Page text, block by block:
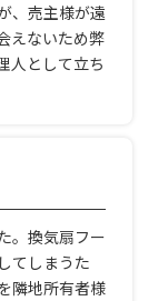
、売主様が遠
えないため弊
人として立ち
。換気扇フー
てしまうた
隣地所有者様